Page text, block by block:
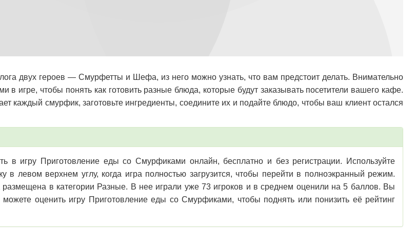
двух героев — Смурфетты и Шефа, из него можно узнать, что вам предстоит делать. Внимательно
в игре, чтобы понять как готовить разные блюда, которые будут заказывать посетители вашего кафе.
каждый смурфик, заготовьте ингредиенты, соедините их и подайте блюдо, чтобы ваш клиент остался
в игру Приготовление еды со Смурфиками онлайн, бесплатно и без регистрации. Используйте
в левом верхнем углу, когда игра полностью загрузится, чтобы перейти в полноэкранный режим.
размещена в категории Разные. В нее играли уже 73 игроков и в среднем оценили на 5 баллов. Вы
можете оценить игру Приготовление еды со Смурфиками, чтобы поднять или понизить её рейтинг